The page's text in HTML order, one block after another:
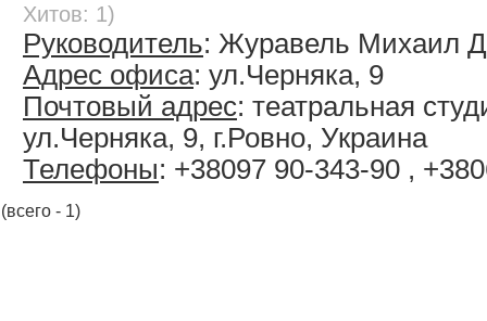
Хитов: 1)
Руководитель: Журавель Михаил
Адрес офиса: ул.Черняка, 9
Почтовый адрес: театральная
ул.Черняка, 9, г.Ровно, Украина
Телефоны: +38097 90-343-90 ,
(всего - 1)